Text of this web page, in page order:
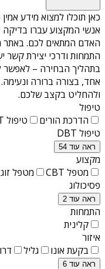
כאן תוכלו למצוא מידע אמין
אנשי המקצוע עברו בדיקה
האדם המתאים לכם. באתר
התמחות ודרכי יצירת קשר
בתהליך הבחירה – לאפשר
אחד, בצורה ברורה
ולהחליט בקצב שלכם.
טיפול
הדרכת הורים
טיפול ACT
טיפול DBT
ראה עוד 54
מקצוע
מטפל CBT
מטפל
פסיכולוג
ראה עוד 2
התמחות
קלינית
איזור
בקעת אונו
גליל
ראה עוד 6